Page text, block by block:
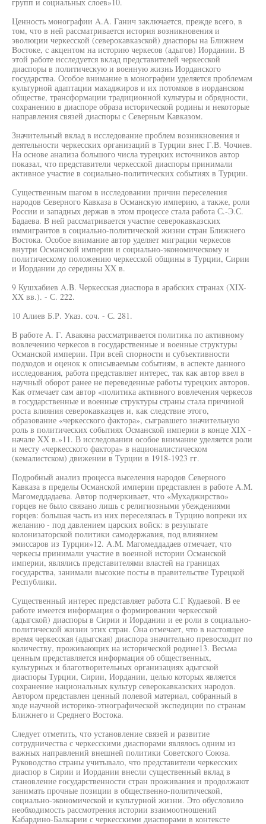
Ценность монографии A.A. Ганич заключается, прежде всего, в
том, что в ней рассматривается история возникновения и
эволюции черкесской (северокавказской) диаспоры на Ближнем
Востоке, с акцентом на историю черкесов (адыгов) Иордании. В
этой работе исследуется вклад представителей черкесской
диаспоры в политическую и военную жизнь Иорданского
государства. Особое внимание в монографии уделяется проблемам
культурной адаптации махаджиров и их потомков в иорданском
обществе, трансформации традиционной культуры и обрядности,
сохранению в диаспоре образа исторической родины и некоторые
направления связей диаспоры с Северным Кавказом.
Значительный вклад в исследование проблем возникновения и
деятельности черкесских организаций в Турции внес Г.В. Чочиев.
На основе анализа большого числа турецких источников автор
показал, что представители черкесской диаспоры принимали
активное участие в социально-политических событиях в Турции.
Существенным шагом в исследовании причин переселения
народов Северного Кавказа в Османскую империю, а также, роли
России и западных держав в этом процессе стала работа С.-Э.С.
Бадаева. В ней рассматривается участие северокавказских
иммигрантов в социально-политической жизни стран Ближнего
Востока. Особое внимание автор уделяет миграции черкесов
внутри Османской империи и социально-экономическому и
политическому положению черкесской общины в Турции, Сирии
и Иордании до середины XX в.
9 Кушхабиев A.B. Черкесская диаспора в арабских странах (XIX-
XX вв.). - С. 222.
10 Алиев Б.Р. Указ. соч. - С. 281.
В работе А. Г. Авакяна рассматривается политика по активному
вовлечению черкесов в государственные и военные структуры
Османской империи. При всей спорности и субъективности
подходов и оценок к описываемым событиям, в аспекте данного
исследования, работа представляет интерес, так как автор ввел в
научный оборот ранее не переведенные работы турецких авторов.
Как отмечает сам автор «политика активного вовлечения черкесов
в государственные и военные структуры страны стала причиной
роста влияния северокавказцев и, как следствие этого,
образование «черкесского фактора», сыгравшего значительную
роль в политических событиях Османской империи в конце XIX -
начале XX в.»11. В исследовании особое внимание уделяется роли
и месту «черкесского фактора» в националистическом
(кемалистском) движении в Турции в 1918-1923 гг.
Подробный анализ процесса выселения народов Северного
Кавказа в пределы Османской империи представлен в работе A.M.
Магомеддадаева. Автор подчеркивает, что «Мухаджирство»
горцев не было связано лишь с религиозными убеждениями
горцев: большая часть из них переселялась в Турцию вопреки их
желанию - под давлением царских войск: в результате
колонизаторской политики самодержавия, под влиянием
эмиссаров из Турции»12. A.M. Магомеддадаев отмечает, что
черкесы принимали участие в военной истории Османской
империи, являлись представителями властей на границах
государства, занимали высокие посты в правительстве Турецкой
Республики.
Существенный интерес представляет работа С.Г Кудаевой. В ее
работе имеется информация о формировании черкесской
(адыгской) диаспоры в Сирии и Иордании и ее роли в социально-
политической жизни этих стран. Она отмечает, что в настоящее
время черкесская (адыгская) диаспора значительно превосходит по
количеству, проживающих на исторической родине13. Весьма
ценным представляется информация об общественных,
культурных и благотворительных организациях адыгской
диаспоры Турции, Сирии, Иордании, целью которых является
сохранение национальных культур северокавказских народов.
Автором представлен ценный полевой материал, собранный в
ходе научной историко-этнографической экспедиции по странам
Ближнего и Среднего Востока.
Следует отметить, что установление связей и развитие
сотрудничества с черкесскими диаспорами являлось одним из
важных направлений внешней политики Советского Союза.
Руководство страны учитывало, что представители черкесских
диаспор в Сирии и Иордании внесли существенный вклад в
становление государственности стран проживания и продолжают
занимать прочные позиции в общественно-политической,
социально-экономической и культурной жизни. Это обусловило
необходимость рассмотрения истории взаимоотношений
Кабардино-Балкарии с черкесскими диаспорами в контексте